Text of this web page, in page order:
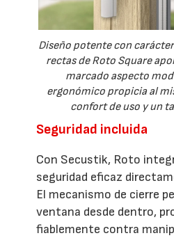
Diseño potente con
rectas de Roto Square
marcado aspecto
ergonómico propicia al
confort de uso y un
Seguridad incluida
Con Secustik, Roto
seguridad eficaz
El mecanismo de cierre
ventana desde dentro,
fiablemente contra